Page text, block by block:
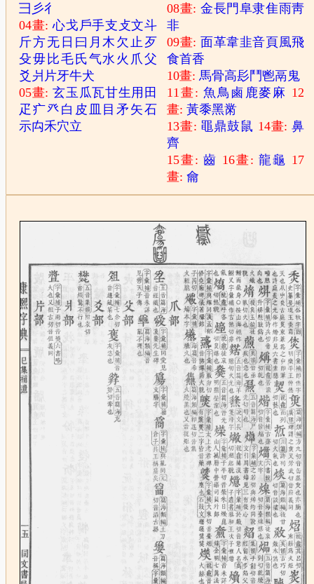
彐 彡彳
04畫:心戈 戶手支 攴文斗
斤方无 日 曰 月木 欠止 歹
殳毋 比毛 氏气水 火 爪父
爻 爿 片牙牛犬
05畫:玄玉 瓜瓦甘生用 田
疋 疒癶 白 皮 目矛 矢石
示禸禾穴立
08畫: 金長門 阜隶隹雨靑
非
09畫: 面革韋韭音頁風飛
食首香
10畫:馬骨高髟 鬥鬯鬲 鬼
11畫: 魚鳥 鹵 鹿麥 麻 12
畫:黃黍黑黹
13畫: 黽鼎鼓鼠 14畫:鼻
齊
15畫:齒 16畫:龍龜 17
畫:龠